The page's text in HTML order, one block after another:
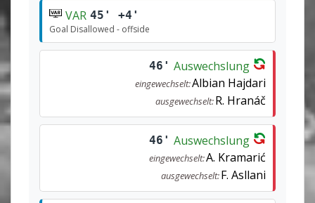
VAR 45' +4'
Goal Disallowed - offside
46' Auswechslung
eingewechselt:Albian Hajdari
ausgewechselt:R. Hranáč
46' Auswechslung
eingewechselt:A. Kramarić
ausgewechselt:F. Asllani